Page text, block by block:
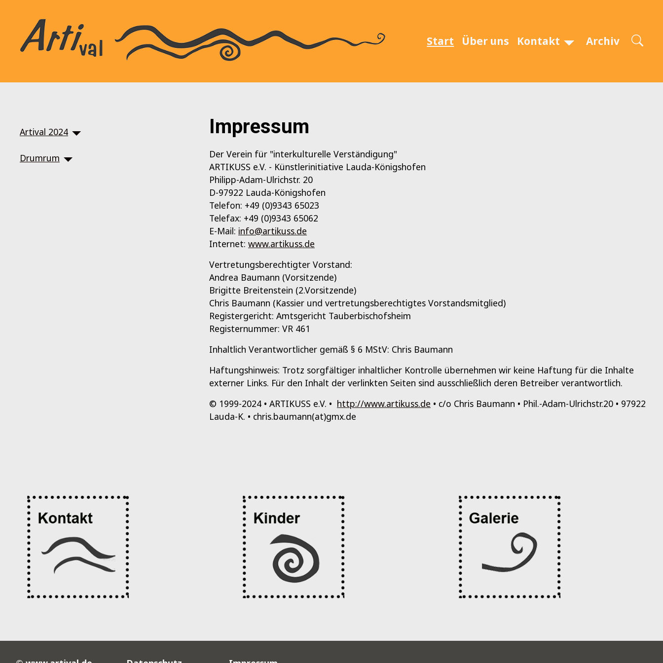
SKIP TO MAIN CONTENT
Start
Über uns Kontakt Archiv
Artival 2024
Drumrum
Impressum
Der Verein für "interkulturelle Verständigung"
ARTIKUSS e.V. - Künstlerinitiative Lauda-Königshofen
Philipp-Adam-Ulrichstr. 20
D-97922 Lauda-Königshofen
Telefon: +49 (0)9343 65023
Telefax: +49 (0)9343 65062
E-Mail: info@artikuss.de
Internet: www.artikuss.de
Vertretungsberechtigter Vorstand:
Andrea Baumann (Vorsitzende)
Brigitte Breitenstein (2.Vorsitzende)
Chris Baumann (Kassier und vertretungsberechtigtes Vorstandsmitglied)
Registergericht: Amtsgericht Tauberbischofsheim
Registernummer: VR 461
Inhaltlich Verantwortlicher gemäß § 6 MStV: Chris Baumann
Haftungshinweis: Trotz sorgfältiger inhaltlicher Kontrolle übernehmen wir keine Haftung für die Inhalte
externer Links. Für den Inhalt der verlinkten Seiten sind ausschließlich deren Betreiber verantwortlich.
© 1999-2024 • ARTIKUSS e.V. • http://www.artikuss.de • c/o Chris Baumann • Phil.-Adam-Ulrichstr.20 • 97922
Lauda-K. • chris.baumann(at)gmx.de